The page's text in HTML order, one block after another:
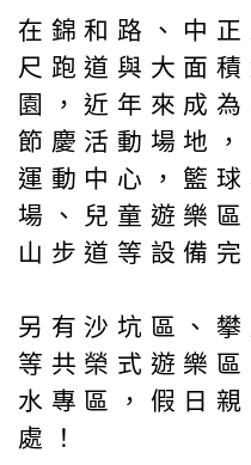
在錦和路、中
尺跑道與大面
園，近年來成
節慶活動場地
運動中心，籃
場、兒童遊樂
山步道等設備完
另有沙坑區、
等共榮式遊樂
水專區，假日
處！